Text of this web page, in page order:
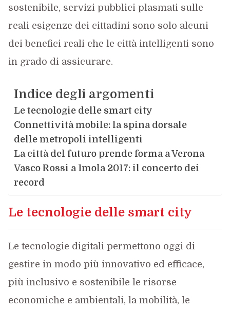
sostenibile, servizi pubblici plasmati sulle
reali esigenze dei cittadini sono solo alcuni
dei benefici reali che le città intelligenti sono
in grado di assicurare.
Indice degli argomenti
Le tecnologie delle smart city
Connettività mobile: la spina dorsale
delle metropoli intelligenti
La città del futuro prende forma a Verona
Vasco Rossi a Imola 2017: il concerto dei
record
Le tecnologie delle smart city
Le tecnologie digitali permettono oggi di
gestire in modo più innovativo ed efficace,
più inclusivo e sostenibile le risorse
economiche e ambientali, la mobilità, le